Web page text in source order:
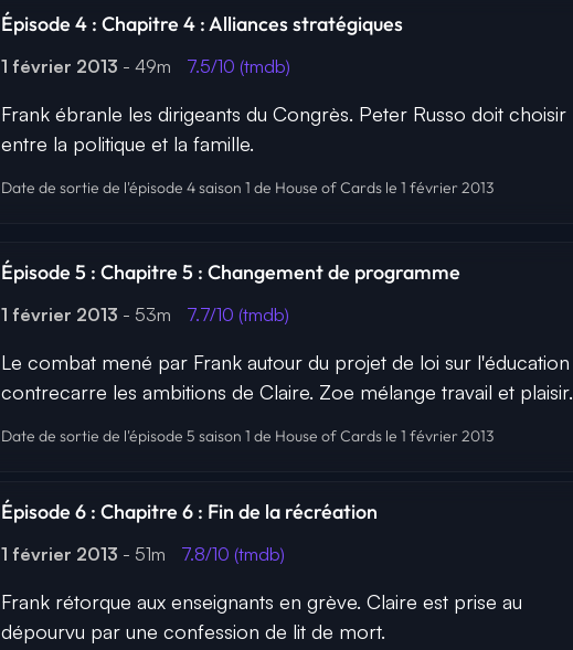
Épisode 4 : Chapitre 4 : Alliances stratégiques
1 février 2013 - 49m 7.5/10 (tmdb)
Frank ébranle les dirigeants du Congrès. Peter Russo doit choisir
entre la politique et la famille.
Date de sortie de l'épisode 4 saison 1 de House of Cards le 1 février 2013
Épisode 5 : Chapitre 5 : Changement de programme
1 février 2013 - 53m 7.7/10 (tmdb)
Le combat mené par Frank autour du projet de loi sur l'éducation
contrecarre les ambitions de Claire. Zoe mélange travail et plaisir.
Date de sortie de l'épisode 5 saison 1 de House of Cards le 1 février 2013
Épisode 6 : Chapitre 6 : Fin de la récréation
1 février 2013 - 51m 7.8/10 (tmdb)
Frank rétorque aux enseignants en grève. Claire est prise au
dépourvu par une confession de lit de mort.